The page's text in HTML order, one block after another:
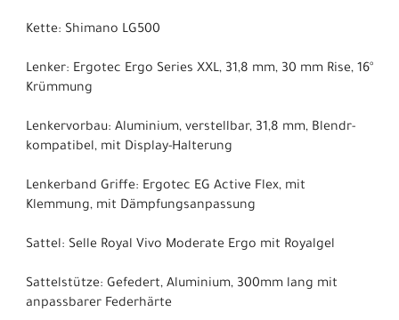
Kette: Shimano LG500
Lenker: Ergotec Ergo Series XXL, 31,8 mm, 30 mm Rise, 16°
Krümmung
Lenkervorbau: Aluminium, verstellbar, 31,8 mm, Blendr-
kompatibel, mit Display-Halterung
Lenkerband Griffe: Ergotec EG Active Flex, mit
Klemmung, mit Dämpfungsanpassung
Sattel: Selle Royal Vivo Moderate Ergo mit Royalgel
Sattelstütze: Gefedert, Aluminium, 300mm lang mit
anpassbarer Federhärte